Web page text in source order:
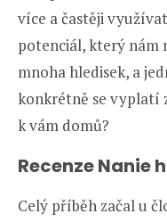
více a častěji
potenciál, který nám
mnoha hledisek, a
konkrétně se vyplatí
k vám domů?
Recenze Nanie
Celý příběh začal u